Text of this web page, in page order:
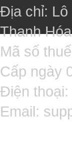
Địa chỉ: Lô
Thanh Hóa
Mã số
Cấp ngày
Điện thoại:
Email: